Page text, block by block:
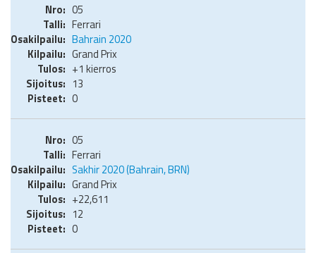
05
Ferrari
Bahrain 2020
Grand Prix
+1 kierros
13
0
05
Ferrari
Sakhir 2020 (Bahrain, BRN)
Grand Prix
+22,611
12
0